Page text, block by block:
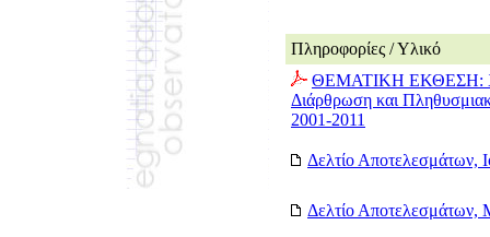
Πληροφορίες / Υλικό
ΘΕΜΑΤΙΚΗ ΕΚΘΕΣΗ:
Διάρθρωση και
2001-2011
Δελτίο Αποτελεσμάτων,
Δελτίο Αποτελεσμάτων,